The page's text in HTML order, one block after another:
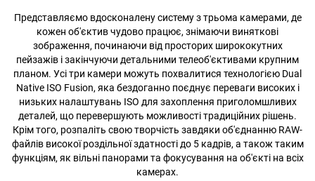
Представляємо вдосконалену систему з трьома камерами, де
кожен об'єктив чудово працює, знімаючи виняткові
зображення, починаючи від просторих ширококутних
пейзажів і закінчуючи детальними телеоб'єктивами крупним
планом. Усі три камери можуть похвалитися технологією Dual
Native ISO Fusion, яка бездоганно поєднує переваги високих і
низьких налаштувань ISO для захоплення приголомшливих
деталей, що перевершують можливості традиційних рішень.
Крім того, розпаліть свою творчість завдяки об'єднанню RAW-
файлів високої роздільної здатності до 5 кадрів, а також таким
функціям, як вільні панорами та фокусування на об'єкті на всіх
камерах.